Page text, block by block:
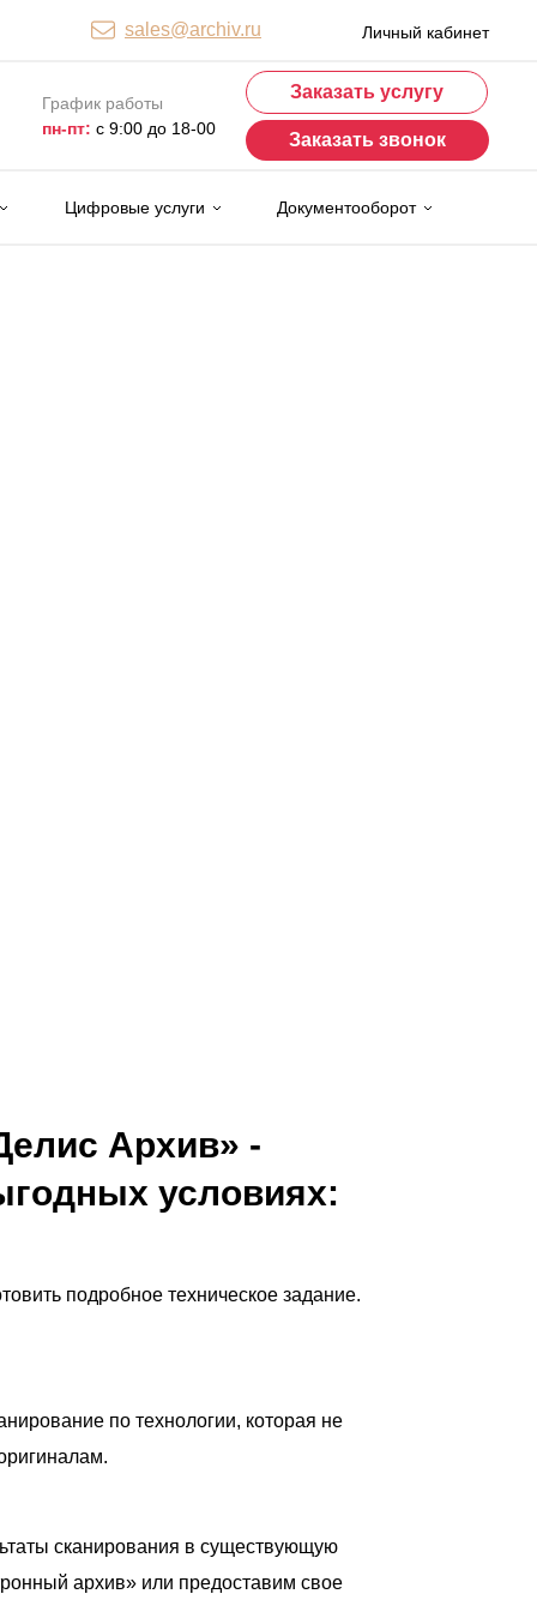
sales@archiv.ru Личный кабинет
График работы
пн-пт: с 9:00 до 18-00
Заказать услугу
Заказать звонок
Цифровые услуги Документооборот
Архив» -
условиях:
подробное техническое задание.
по технологии, которая не
сканирования в существующую
архив» или предоставим свое